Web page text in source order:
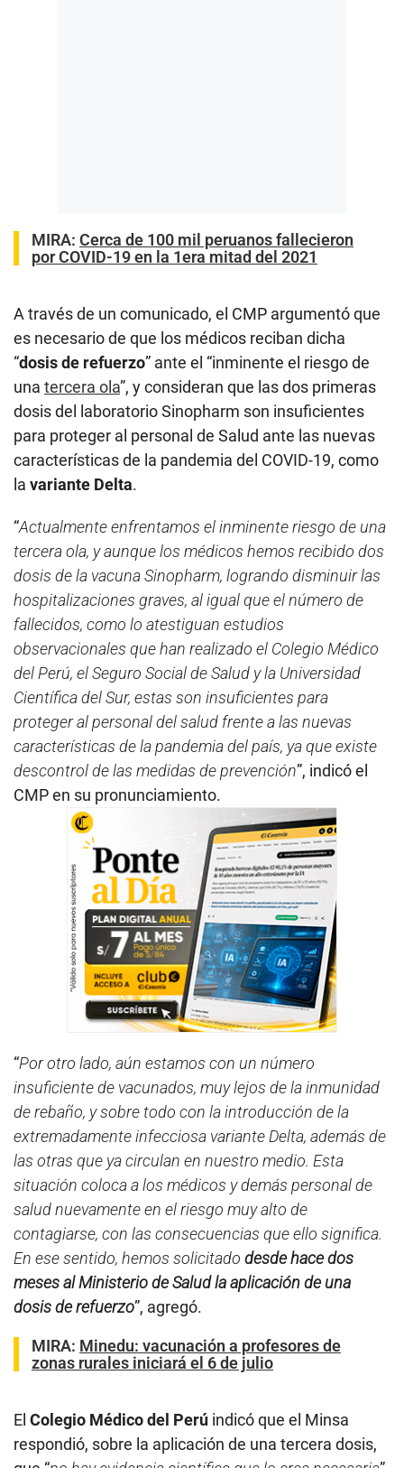
MIRA: Cerca de 100 mil peruanos fallecieron
por COVID-19 en la 1era mitad del 2021
A través de un comunicado, el CMP argumentó que
es necesario de que los médicos reciban dicha
“dosis de refuerzo” ante el “inminente el riesgo de
una tercera ola”, y consideran que las dos primeras
dosis del laboratorio Sinopharm son insuficientes
para proteger al personal de Salud ante las nuevas
características de la pandemia del COVID-19, como
la variante Delta.
“Actualmente enfrentamos el inminente riesgo de una
tercera ola, y aunque los médicos hemos recibido dos
dosis de la vacuna Sinopharm, logrando disminuir las
hospitalizaciones graves, al igual que el número de
fallecidos, como lo atestiguan estudios
observacionales que han realizado el Colegio Médico
del Perú, el Seguro Social de Salud y la Universidad
Científica del Sur, estas son insuficientes para
proteger al personal del salud frente a las nuevas
características de la pandemia del país, ya que existe
descontrol de las medidas de prevención”, indicó el
CMP en su pronunciamiento.
“Por otro lado, aún estamos con un número
insuficiente de vacunados, muy lejos de la inmunidad
de rebaño, y sobre todo con la introducción de la
extremadamente infecciosa variante Delta, además de
las otras que ya circulan en nuestro medio. Esta
situación coloca a los médicos y demás personal de
salud nuevamente en el riesgo muy alto de
contagiarse, con las consecuencias que ello significa.
En ese sentido, hemos solicitado desde hace dos
meses al Ministerio de Salud la aplicación de una
dosis de refuerzo”, agregó.
MIRA: Minedu: vacunación a profesores de
zonas rurales iniciará el 6 de julio
El Colegio Médico del Perú indicó que el Minsa
respondió, sobre la aplicación de una tercera dosis,